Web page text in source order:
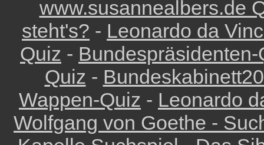
www.susannealbers.de
steht's? - Leonardo da
Quiz - Bundespräsidenten-
Quiz -
Wappen-Quiz - Leonardo
Wolfgang von Goethe -